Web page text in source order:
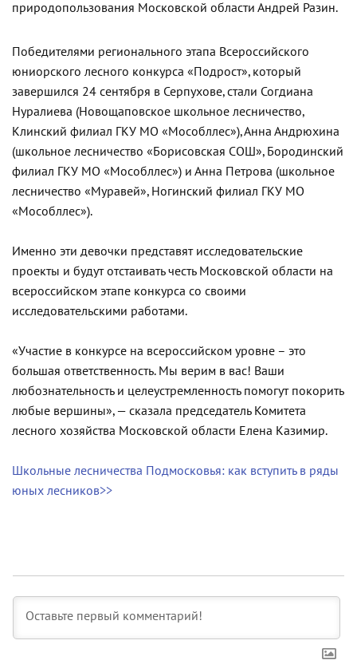
природопользования Московской области Андрей Разин.
Победителями регионального этапа Всероссийского
юниорского лесного конкурса «Подрост», который
завершился 24 сентября в Серпухове, стали Согдиана
Нуралиева (Новощаповское школьное лесничество,
Клинский филиал ГКУ МО «Мособллес»), Анна Андрюхина
(школьное лесничество «Борисовская СОШ», Бородинский
филиал ГКУ МО «Мособллес») и Анна Петрова (школьное
лесничество «Муравей», Ногинский филиал ГКУ МО
«Мособллес»).
Именно эти девочки представят исследовательские
проекты и будут отстаивать честь Московской области на
всероссийском этапе конкурса со своими
исследовательскими работами.
«Участие в конкурсе на всероссийском уровне – это
большая ответственность. Мы верим в вас! Ваши
любознательность и целеустремленность помогут покорить
любые вершины», — сказала председатель Комитета
лесного хозяйства Московской области Елена Казимир.
Школьные лесничества Подмосковья: как вступить в ряды
юных лесников>>